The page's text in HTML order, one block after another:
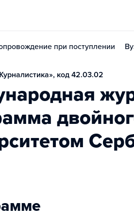
при поступлении
код 42.03.02